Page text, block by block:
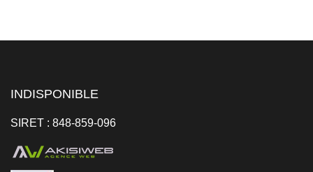
INDISPONIBLE
SIRET : 848-859-096